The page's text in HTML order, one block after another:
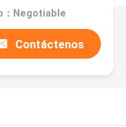
：Negotiable
Contáctenos